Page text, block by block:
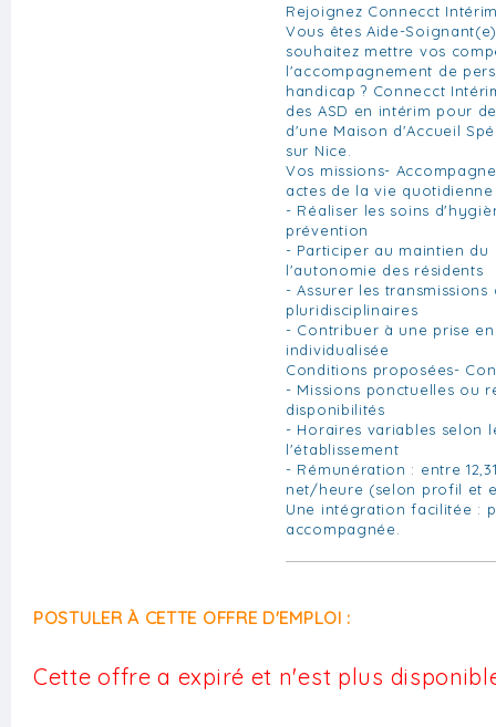
Rejoignez Connecct
Vous êtes Aide-
souhaitez mettre vos
l'accompagnement de
handicap ? Connecct
des ASD en intérim pour
d'une Maison d'Accueil
sur Nice.
Vos missions-
actes de la vie quotidienne
- Réaliser les soins
prévention
- Participer au maintien
l'autonomie des résidents
- Assurer les transmissions
pluridisciplinaires
- Contribuer à une prise
individualisée
Conditions proposées-
- Missions ponctuelles ou
disponibilités
- Horaires variables selon
l'établissement
- Rémunération : entre
net/heure (selon profil et
Une intégration facilitée :
accompagnée.
POSTULER À CETTE OFFRE D'EMPLOI :
Cette offre a expiré et n'est plus